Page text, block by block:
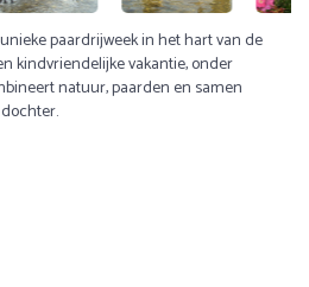
paardrijweek in het hart van de
kindvriendelijke vakantie, onder
natuur, paarden en samen